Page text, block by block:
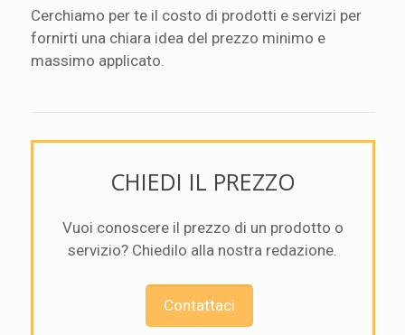
Cerchiamo per te il costo di prodotti e servizi per
fornirti una chiara idea del prezzo minimo e
massimo applicato.
CHIEDI IL PREZZO
Vuoi conoscere il prezzo di un prodotto o
servizio? Chiedilo alla nostra redazione.
Contattaci